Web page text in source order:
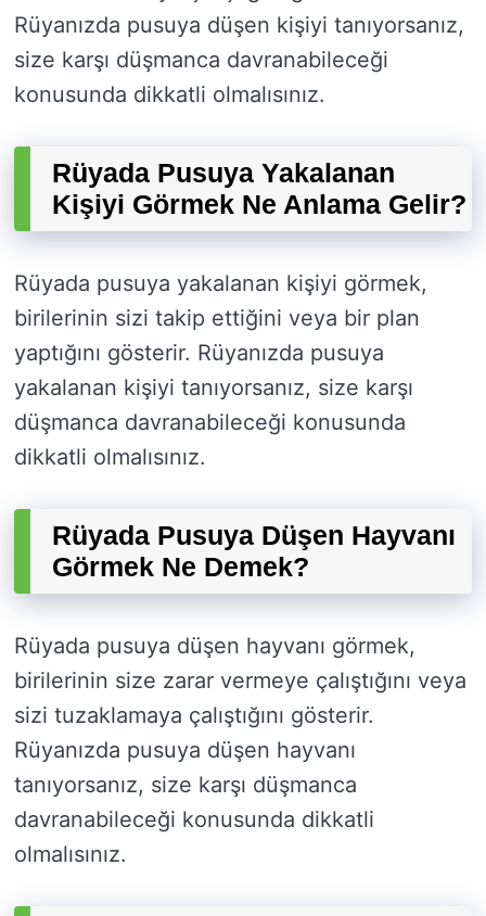
Rüyanızda pusuya düşen kişiyi tanıyorsanız,
size karşı düşmanca davranabileceği
konusunda dikkatli olmalısınız.
Rüyada Pusuya Yakalanan
Kişiyi Görmek Ne Anlama Gelir?
Rüyada pusuya yakalanan kişiyi görmek,
birilerinin sizi takip ettiğini veya bir plan
yaptığını gösterir. Rüyanızda pusuya
yakalanan kişiyi tanıyorsanız, size karşı
düşmanca davranabileceği konusunda
dikkatli olmalısınız.
Rüyada Pusuya Düşen Hayvanı
Görmek Ne Demek?
Rüyada pusuya düşen hayvanı görmek,
birilerinin size zarar vermeye çalıştığını veya
sizi tuzaklamaya çalıştığını gösterir.
Rüyanızda pusuya düşen hayvanı
tanıyorsanız, size karşı düşmanca
davranabileceği konusunda dikkatli
olmalısınız.